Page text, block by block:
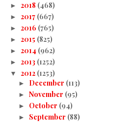
► 2018 (468)
► 2017 (667)
► 2016 (765)
► 2015 (825)
► 2014 (962)
► 2013 (1252)
▼ 2012 (1253)
► December (113)
► November (95)
► October (94)
► September (88)